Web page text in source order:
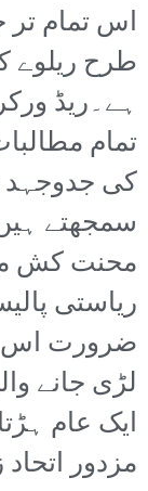
اس تمام تر
طرح ریلوے
ہے۔ریڈ
تمام
کی جدوجہد
سمجھتے
محنت کش
ریاستی
ضرورت اس
لڑی جانے
ایک عام
مزدور اتحاد